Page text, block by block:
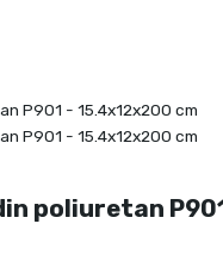
poliuretan